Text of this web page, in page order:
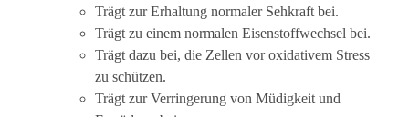
Trägt zur Erhaltung normaler Sehkraft bei.
Trägt zu einem normalen Eisenstoffwechsel bei.
Trägt dazu bei, die Zellen vor oxidativem Stress
zu schützen.
Trägt zur Verringerung von Müdigkeit und